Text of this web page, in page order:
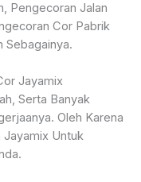
Pengecoran Jalan
Cor Pabrik
Sebagainya.
Jayamix
Serta Banyak
Oleh Karena
Jayamix Untuk